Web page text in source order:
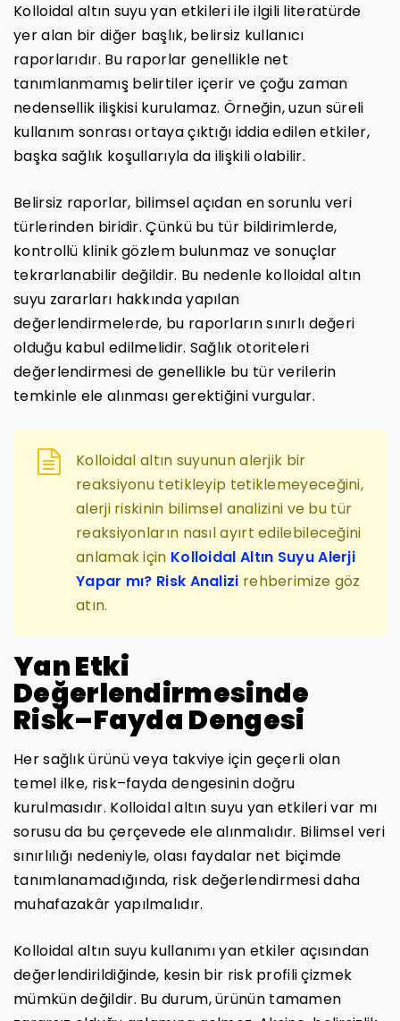
Kolloidal altın suyu yan etkileri ile ilgili literatürde
yer alan bir diğer başlık, belirsiz kullanıcı
raporlarıdır. Bu raporlar genellikle net
tanımlanmamış belirtiler içerir ve çoğu zaman
nedensellik ilişkisi kurulamaz. Örneğin, uzun süreli
kullanım sonrası ortaya çıktığı iddia edilen etkiler,
başka sağlık koşullarıyla da ilişkili olabilir.
Belirsiz raporlar, bilimsel açıdan en sorunlu veri
türlerinden biridir. Çünkü bu tür bildirimlerde,
kontrollü klinik gözlem bulunmaz ve sonuçlar
tekrarlanabilir değildir. Bu nedenle kolloidal altın
suyu zararları hakkında yapılan
değerlendirmelerde, bu raporların sınırlı değeri
olduğu kabul edilmelidir. Sağlık otoriteleri
değerlendirmesi de genellikle bu tür verilerin
temkinle ele alınması gerektiğini vurgular.
Kolloidal altın suyunun alerjik bir
reaksiyonu tetikleyip tetiklemeyeceğini,
alerji riskinin bilimsel analizini ve bu tür
reaksiyonların nasıl ayırt edilebileceğini
anlamak için Kolloidal Altın Suyu Alerji
Yapar mı? Risk Analizi rehberimize göz
atın.
Yan Etki
Değerlendirmesinde
Risk–Fayda Dengesi
Her sağlık ürünü veya takviye için geçerli olan
temel ilke, risk–fayda dengesinin doğru
kurulmasıdır. Kolloidal altın suyu yan etkileri var mı
sorusu da bu çerçevede ele alınmalıdır. Bilimsel veri
sınırlılığı nedeniyle, olası faydalar net biçimde
tanımlanamadığında, risk değerlendirmesi daha
muhafazakâr yapılmalıdır.
Kolloidal altın suyu kullanımı yan etkiler açısından
değerlendirildiğinde, kesin bir risk profili çizmek
mümkün değildir. Bu durum, ürünün tamamen